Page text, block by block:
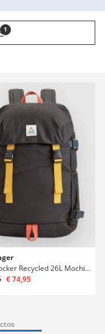
1
Boondocker Recycled 26L Mochila
€ 74,95